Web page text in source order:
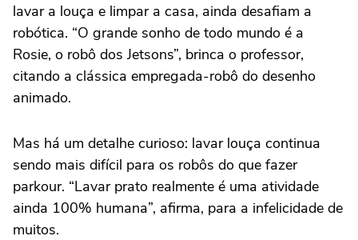
lavar a louça e limpar a casa, ainda desafiam a
robótica. “O grande sonho de todo mundo é a
Rosie, o robô dos Jetsons”, brinca o professor,
citando a clássica empregada-robô do desenho
animado.
Mas há um detalhe curioso: lavar louça continua
sendo mais difícil para os robôs do que fazer
parkour. “Lavar prato realmente é uma atividade
ainda 100% humana”, afirma, para a infelicidade de
muitos.